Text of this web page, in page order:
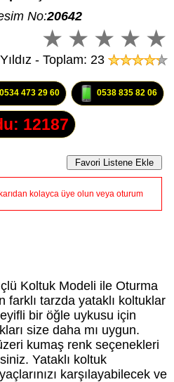
No:20642
- Toplam: 23
0534 473 29 60 0538 835 82 06
12187
kolayca üye olun veya oturum
Koltuk Modeli ile Oturma
farklı tarzda yataklı koltuklar
bir öğle uykusu için
size daha mı uygun.
kumaş renk seçenekleri
Yataklı koltuk
karşılayabilecek ve